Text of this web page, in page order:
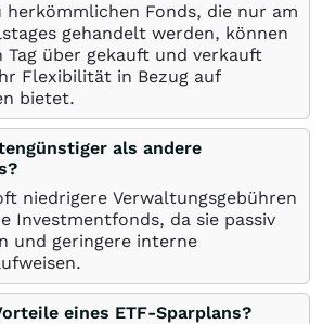
herkömmlichen Fonds, die nur am
gehandelt werden, können
Tag über gekauft und verkauft
Flexibilität in Bezug auf
bietet.
als andere
niedrigere Verwaltungsgebühren
Investmentfonds, da sie passiv
und geringere interne
eines ETF-Sparplans?